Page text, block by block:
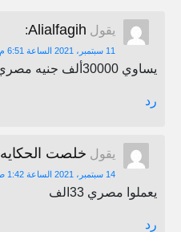
يقول Alialfagih
:
11 سبتمبر، 2021 الساعة 6:51 م
يساوي 30000ألف جنيه مصري
رد
يقول خلصت الحكايه
14 سبتمبر، 2021 الساعة 1:42 ص
يعملوا مصري 33الف
رد